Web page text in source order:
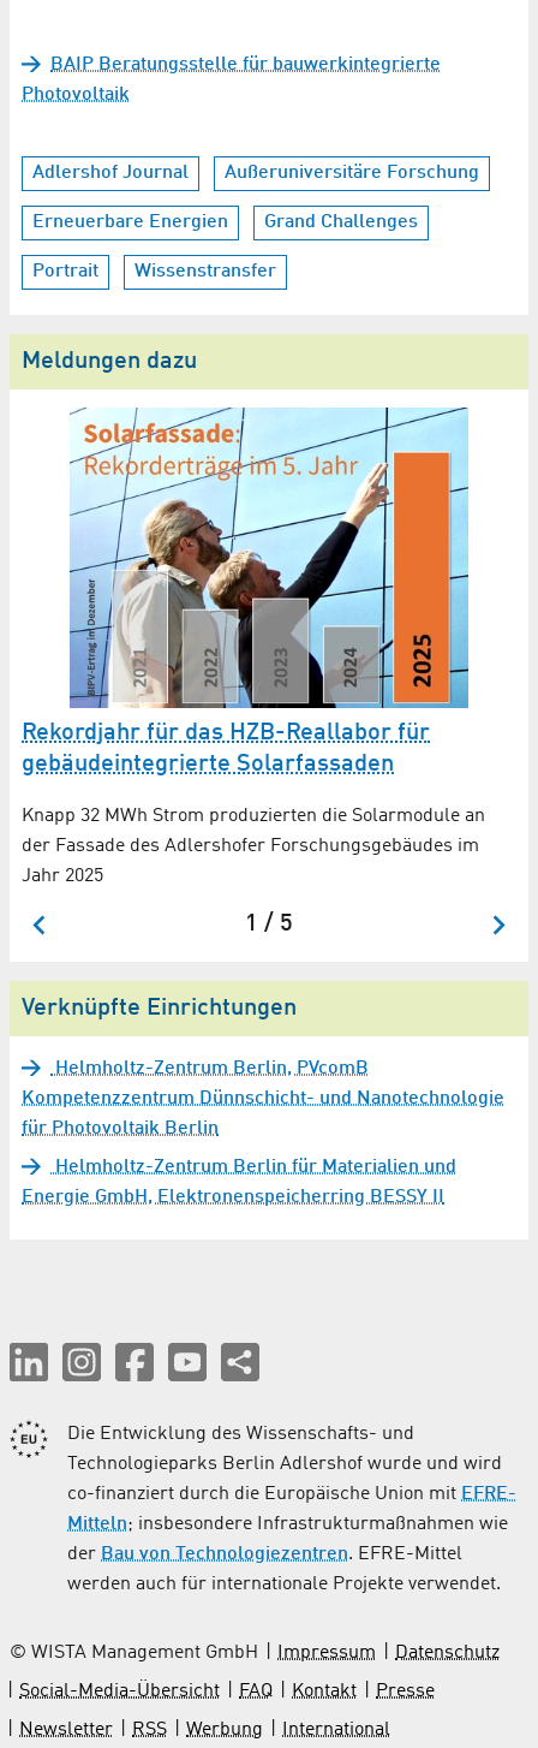
BAIP Beratungsstelle für bauwerkintegrierte
Photovoltaik
Adlershof Journal Außeruniversitäre Forschung
Erneuerbare Energien Grand Challenges
Portrait Wissenstransfer
Meldungen dazu
Rekordjahr für das HZB-Reallabor für
gebäudeintegrierte Solarfassaden
Knapp 32 MWh Strom produzierten die Solarmodule an
der Fassade des Adlershofer Forschungsgebäudes im
Jahr 2025
1 / 5
Verknüpfte Einrichtungen
Helmholtz-Zentrum Berlin, PVcomB
Kompetenzzentrum Dünnschicht- und Nanotechnologie
für Photovoltaik Berlin
Helmholtz-Zentrum Berlin für Materialien und
Energie GmbH, Elektronenspeicherring BESSY II
Die Entwicklung des Wissenschafts- und
Technologieparks Berlin Adlershof wurde und wird
co-finanziert durch die Europäische Union mit EFRE-
Mitteln; insbesondere Infrastrukturmaßnahmen wie
der Bau von Technologiezentren. EFRE-Mittel
werden auch für internationale Projekte verwendet.
© WISTA Management GmbH Impressum
Datenschutz
Social-Media-Übersicht
FAQ Kontakt
Presse
Newsletter
RSS Werbung International